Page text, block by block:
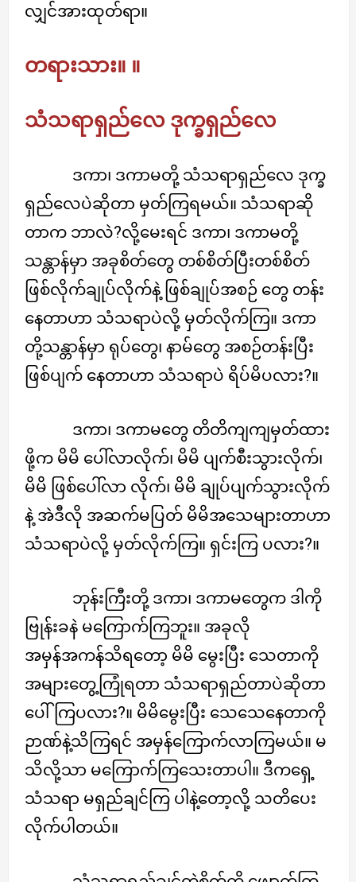
လျှင်အားထုတ်ရာ။
တရားသား။ ။
သံသရာရှည်လေ ဒုက္ခရှည်လေ
ဒကာ၊ ဒကာမတို့ သံသရာရှည်လေ ဒုက္ခ
ရှည်လေပဲဆိုတာ မှတ်ကြရမယ်။ သံသရာဆို
တာက ဘာလဲ?လို့မေးရင် ဒကာ၊ ဒကာမတို့
သန္တာန်မှာ အခုစိတ်တွေ တစ်စိတ်ပြီးတစ်စိတ်
ဖြစ်လိုက်ချုပ်လိုက်နဲ့ ဖြစ်ချုပ်အစဉ် တွေ တန်း
နေတာဟာ သံသရာပဲလို့ မှတ်လိုက်ကြ။ ဒကာ
တို့သန္တာန်မှာ ရုပ်တွေ၊ နာမ်တွေ အစဉ်တန်းပြီး
ဖြစ်ပျက် နေတာဟာ သံသရာပဲ ရိပ်မိပလား?။
ဒကာ၊ ဒကာမတွေ တိတိကျကျမှတ်ထား
ဖို့က မိမိ ပေါ်လာလိုက်၊ မိမိ ပျက်စီးသွားလိုက်၊
မိမိ ဖြစ်ပေါ်လာ လိုက်၊ မိမိ ချုပ်ပျက်သွားလိုက်
နဲ့ အဲဒီလို အဆက်မပြတ် မိမိအသေများတာဟာ
သံသရာပဲလို့ မှတ်လိုက်ကြ။ ရှင်းကြ ပလား?။
ဘုန်းကြီးတို့ ဒကာ၊ ဒကာမတွေက ဒါကို
ဗြုန်းခနဲ မကြောက်ကြဘူး။ အခုလို
အမှန်အကန်သိရတော့ မိမိ မွေးပြီး သေတာကို
အများတွေ့ကြုံရတာ သံသရာရှည်တာပဲဆိုတာ
ပေါ်ကြပလား?။ မိမိမွေးပြီး သေသေနေတာကို
ဉာဏ်နဲ့သိကြရင် အမှန်ကြောက်လာကြမယ်။ မ
သိလို့သာ မကြောက်ကြသေးတာပါ။ ဒီကရှေ့
သံသရာ မရှည်ချင်ကြ ပါနဲ့တော့လို့ သတိပေး
လိုက်ပါတယ်။